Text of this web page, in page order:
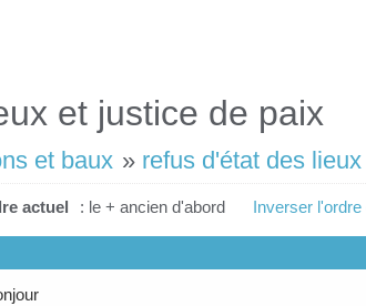
et justice de paix
et baux » refus d'état des
actuel : le + ancien d'abord Inverser